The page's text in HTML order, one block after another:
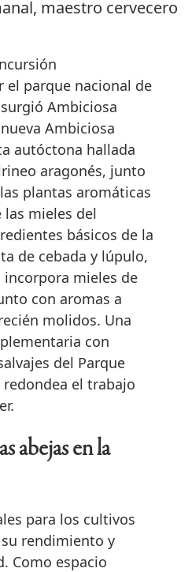
maestro cervecero
parque nacional de
Ambiciosa
Ambiciosa
autóctona hallada
aragonés, junto
plantas aromáticas
mieles del
básicos de la
de cebada y lúpulo,
mieles de
con aromas a
molidos. Una
con
del Parque
el trabajo
abejas en la
para los cultivos
rendimiento y
Como espacio